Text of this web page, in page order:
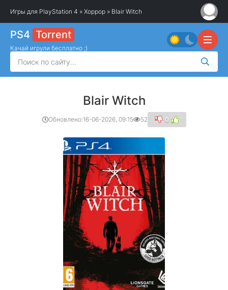
Игры для PlayStation 4 » Хоррор » Blair Witch
PS4 Torrent
Качай игрули бесплатно ;)
Blair Witch
Обновлено:16-06-2026, 09:15 52 0